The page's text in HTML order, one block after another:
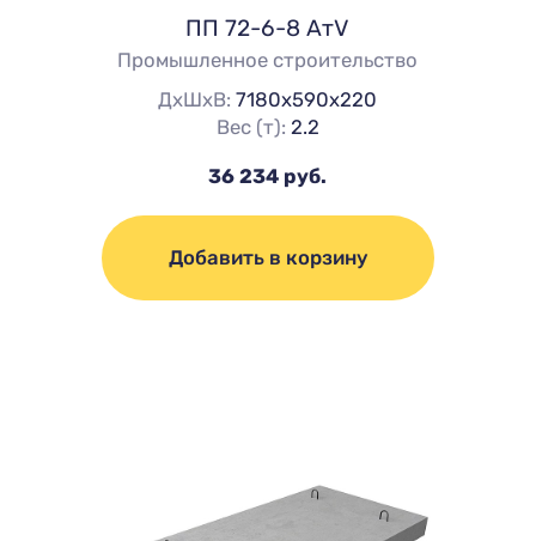
ПП 72-6-8 АтV
Промышленное строительство
ДхШхВ:7180х590х220
Вес (т): 2.2
36 234 руб.
Добавить в корзину